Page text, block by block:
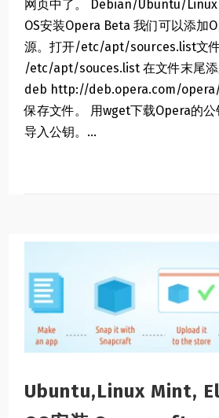
网页中了。 Debian/Ubuntu/
OS安装Opera Beta 我们可以添加
源。打开/etc/apt/sources.list文
/etc/apt/souces.list 在文件末尾添
deb http://deb.opera.com/
保存文件。 用wget下载Opera的
导入公钥。...
Ubuntu,Linux Mint,